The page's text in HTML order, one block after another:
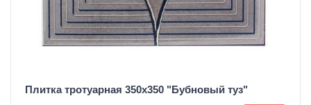
Плитка тротуарная 350х350 "Бубновый туз"